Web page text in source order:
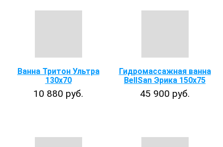
Ванна Тритон Ультра
130x70
10 880 руб.
Гидромассажная ванна
BellSan Эрика 150x75
45 900 руб.